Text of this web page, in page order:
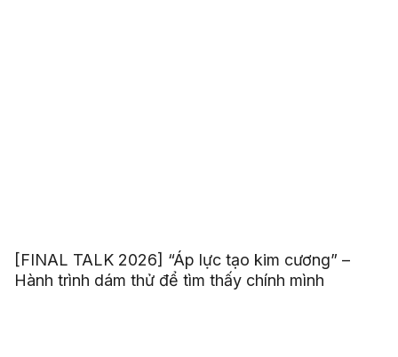
[FINAL TALK 2026] “Áp lực tạo kim cương” –
Hành trình dám thử để tìm thấy chính mình